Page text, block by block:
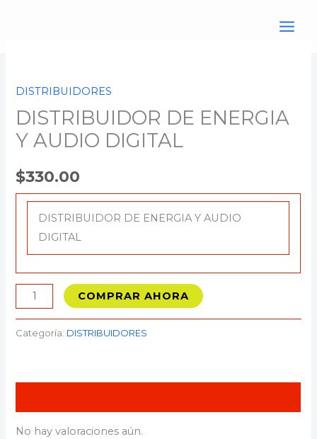
DISTRIBUIDORES
DISTRIBUIDOR DE ENERGIA
Y AUDIO DIGITAL
$330.00
DISTRIBUIDOR DE ENERGIA Y AUDIO
DIGITAL
ENERGIA
Y
AUDIO
DIGITAL
cantidad
COMPRAR AHORA
Categoría: DISTRIBUIDORES
No hay valoraciones aún.